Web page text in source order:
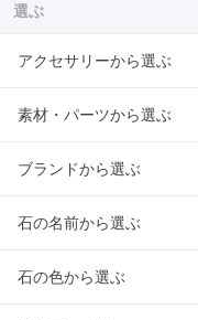
選ぶ
アクセサリーから選ぶ
素材・パーツから選ぶ
ブランドから選ぶ
石の名前から選ぶ
石の色から選ぶ